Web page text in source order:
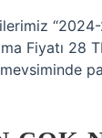
Fiyatı 28